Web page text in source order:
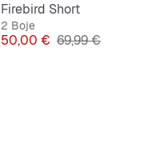
Firebird Short
2 Boje
Cijena
50,00 € Originalna cijena
69,99 €